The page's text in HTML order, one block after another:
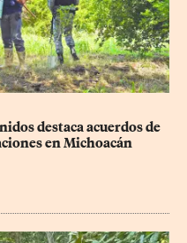
destaca acuerdos de
en Michoacán